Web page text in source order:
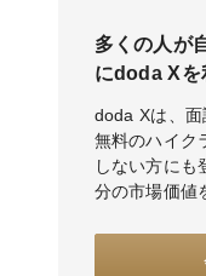
多くの人が
にdoda Xを
doda Xは、
無料のハイク
しない方にも
分の市場価値